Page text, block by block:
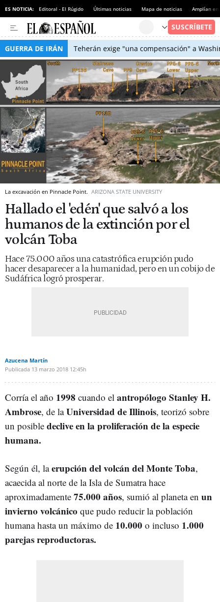
ES NOTICIA: Editoral - El Rúgido Últimas noticias Mapa de noticias Amplían
GUERRA DE IRÁN Teherán exige "una compensación" a
La excavación en Pinnacle Point. ARIZONA STATE UNIVERSITY
Hallado el 'edén' que salvó a los
humanos de la extinción por el
volcán Toba
Hace 75.000 años una catastrófica erupción pudo
hacer desaparecer a la humanidad, pero en un cobijo de
Sudáfrica logró prosperar.
Azucena Martín
Publicada 13 marzo 2018 12:45h
Corría el año 1998 cuando el antropólogo Stanley H.
Ambrose, de laUniversidad de Illinois, teorizó sobre
un posible declive en la proliferación de la especie
humana.
Según él, laerupción del volcán del Monte Toba,
acaecida al norte de la Isla de Sumatra hace
aproximadamente 75.000 años, sumió al planeta en un
invierno volcánico que pudo reducir la población
humana hasta un máximo de 10.000 o incluso 1.000
parejas reproductoras.